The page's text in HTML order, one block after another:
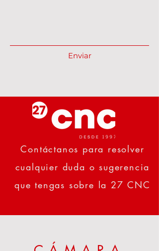
Enviar
Contáctanos para resolver
cualquier duda o sugerencia
que tengas sobre la 27 CNC